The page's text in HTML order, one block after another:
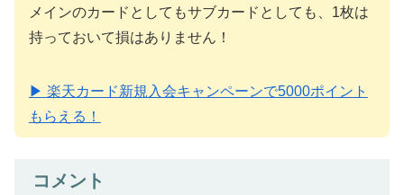
メインのカードとしてもサブカードとしても、1枚は
持っておいて損はありません！
▶ 楽天カード新規入会キャンペーンで5000ポイント
もらえる！
コメント